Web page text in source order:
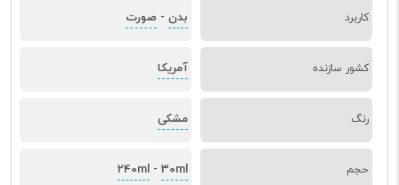
کاربرد بدن - صورت
کشور سازنده آمریکا
رنگ مشکی
حجم 240ml - 30ml